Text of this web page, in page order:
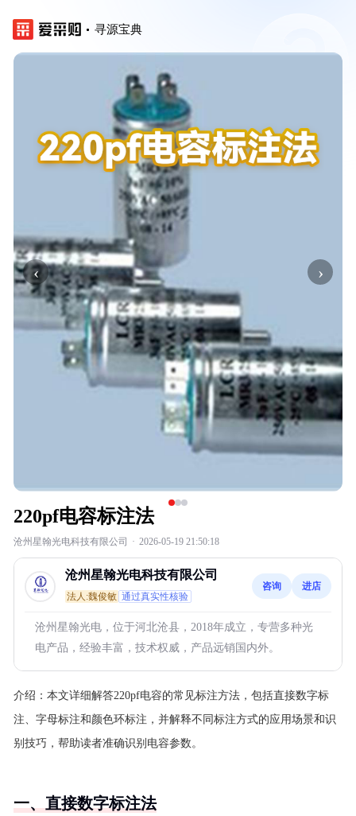
寻源宝典
‹ ›
220pf电容标注法
沧州星翰光电科技有限公司 · 2026-05-19 21:50:18
沧州星翰光电科技有限公司
法人:魏俊敏 通过真实性核验
咨询 进店
沧州星翰光电，位于河北沧县，2018年成立，专营多种光
电产品，经验丰富，技术权威，产品远销国内外。
介绍： 本文详细解答220pf电容的常见标注方法，包括直接数字标
注、字母标注和颜色环标注，并解释不同标注方式的应用场景和识
别技巧，帮助读者准确识别电容参数。
一、直接数字标注法